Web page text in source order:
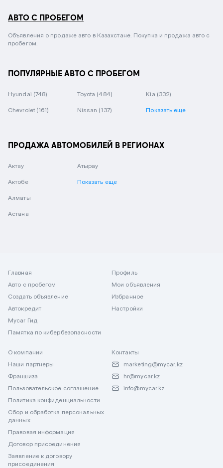
АВТО С ПРОБЕГОМ
Объявления о продаже авто в Казахстане. Покупка и продажа авто с
пробегом.
ПОПУЛЯРНЫЕ АВТО С ПРОБЕГОМ
Hyundai (748) Toyota (484) Kia (332)
Chevrolet (161) Nissan (137) Показать еще
ПРОДАЖА АВТОМОБИЛЕЙ В РЕГИОНАХ
Актау
Актобе
Алматы
Астана
Атырау
Показать еще
Главная
Авто с пробегом
Создать объявление
Автокредит
Mycar Гид
Памятка по кибербезопасности
Профиль
Мои объявления
Избранное
Настройки
О компании
Наши партнеры
Франшиза
Пользовательское соглашение
Политика конфиденциальности
Сбор и обработка персональных
данных
Правовая информация
Договор присоединения
Заявление к договору
присоединения
Контакты
marketing@mycar.kz
hr@mycar.kz
info@mycar.kz